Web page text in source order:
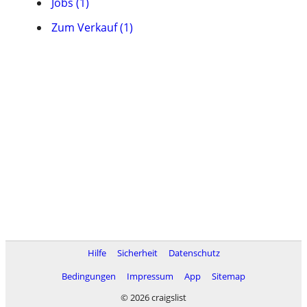
Zum Verkauf (1)
Hilfe Sicherheit
Datenschutz
Bedingungen
Impressum App
Sitemap
© 2026 craigslist